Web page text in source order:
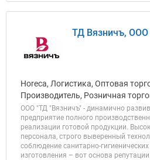
ТД Вязничъ, ООО
Horeca, Логистика, Оптовая
Производитель, Розничная
ООО "ТД "Вязничъ" - динамично
предприятие полного
реализации готовой продукции.
персонала, строго выверенный
соблюдение санитарно-
изготовления – вот основа